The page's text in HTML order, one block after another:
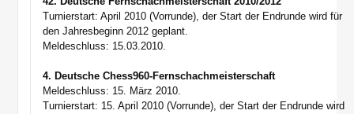
Turnierstart: April 2010 (Vorrunde), der Start der Endrunde wird für
den Jahresbeginn 2012 geplant.
Meldeschluss: 15.03.2010.
4. Deutsche Chess960-Fernschachmeisterschaft
Meldeschluss: 15. März 2010.
Turnierstart: 15. April 2010 (Vorrunde), der Start der Endrunde wird